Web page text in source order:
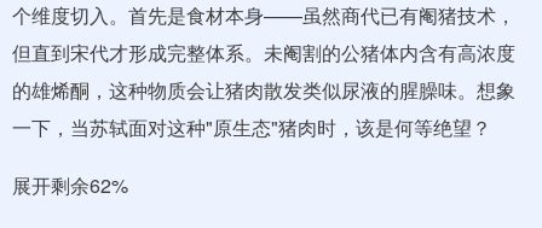
个维度切入。首先是食材本身——虽然商代已有阉猪技术，
但直到宋代才形成完整体系。未阉割的公猪体内含有高浓度
的雄烯酮，这种物质会让猪肉散发类似尿液的腥臊味。想象
一下，当苏轼面对这种"原生态"猪肉时，该是何等绝望？
展开剩余62%